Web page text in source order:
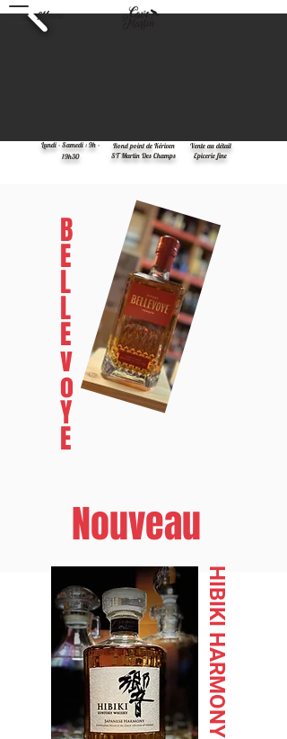
Menu
Rond point de Kériven
ST Martin Des Champs
Vente au détail
Epicerie fine
Lundi - Samedi : 9h -
19h30
B
E
L
L
E
v
o
Y
E
Nouveau
HIBIKI HARMONY